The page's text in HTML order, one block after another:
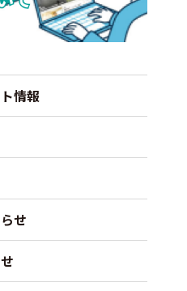
情報
せ